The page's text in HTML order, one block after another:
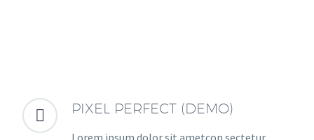

 PIXEL PERFECT (DEMO)
Lorem ipsum dolor sit ametcon sectetur